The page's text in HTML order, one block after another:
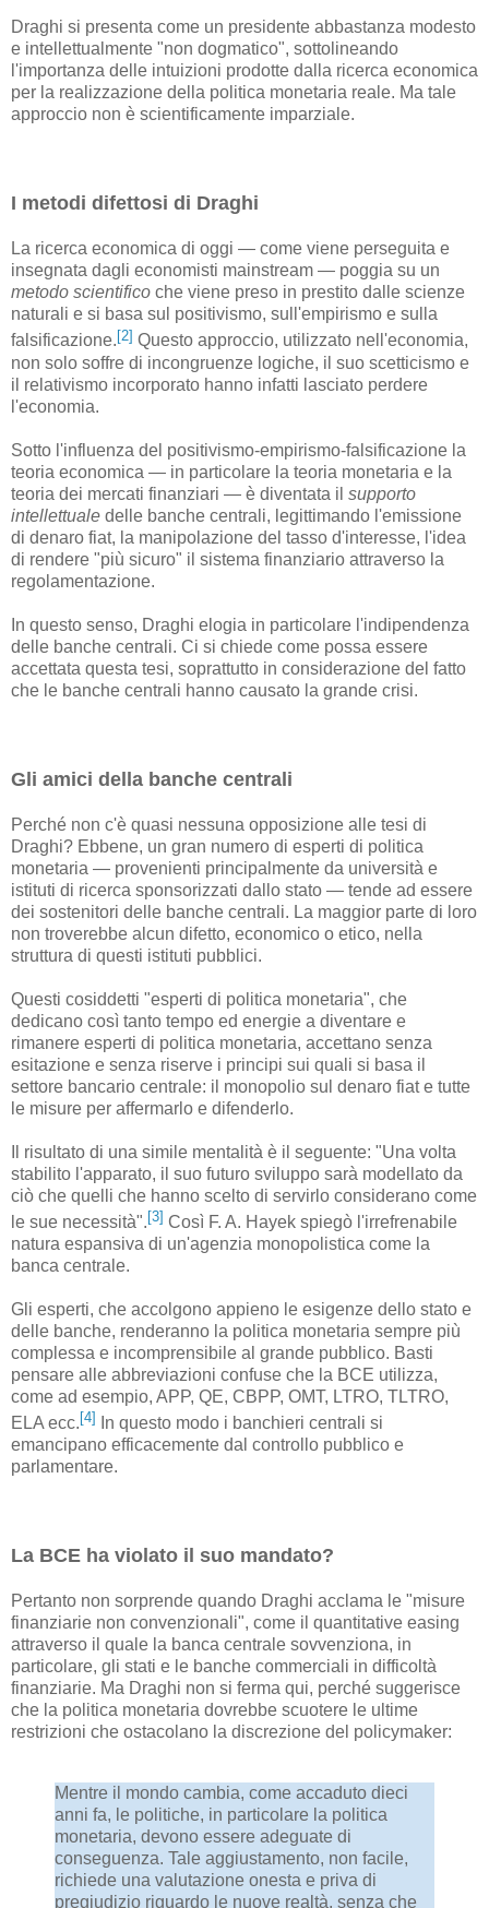
Draghi si presenta come un presidente abbastanza modesto
e intellettualmente "non dogmatico", sottolineando
l'importanza delle intuizioni prodotte dalla ricerca economica
per la realizzazione della politica monetaria reale. Ma tale
approccio non è scientificamente imparziale.
I metodi difettosi di Draghi
La ricerca economica di oggi — come viene perseguita e
insegnata dagli economisti mainstream — poggia su un
metodo scientifico che viene preso in prestito dalle scienze
naturali e si basa sul positivismo, sull'empirismo e sulla
falsificazione.[2] Questo approccio, utilizzato nell'economia,
non solo soffre di incongruenze logiche, il suo scetticismo e
il relativismo incorporato hanno infatti lasciato perdere
l'economia.
Sotto l'influenza del positivismo-empirismo-falsificazione la
teoria economica — in particolare la teoria monetaria e la
teoria dei mercati finanziari — è diventata il supporto
intellettuale delle banche centrali, legittimando l'emissione
di denaro fiat, la manipolazione del tasso d'interesse, l'idea
di rendere "più sicuro" il sistema finanziario attraverso la
regolamentazione.
In questo senso, Draghi elogia in particolare l'indipendenza
delle banche centrali. Ci si chiede come possa essere
accettata questa tesi, soprattutto in considerazione del fatto
che le banche centrali hanno causato la grande crisi.
Gli amici della banche centrali
Perché non c'è quasi nessuna opposizione alle tesi di
Draghi? Ebbene, un gran numero di esperti di politica
monetaria — provenienti principalmente da università e
istituti di ricerca sponsorizzati dallo stato — tende ad essere
dei sostenitori delle banche centrali. La maggior parte di loro
non troverebbe alcun difetto, economico o etico, nella
struttura di questi istituti pubblici.
Questi cosiddetti "esperti di politica monetaria", che
dedicano così tanto tempo ed energie a diventare e
rimanere esperti di politica monetaria, accettano senza
esitazione e senza riserve i principi sui quali si basa il
settore bancario centrale: il monopolio sul denaro fiat e tutte
le misure per affermarlo e difenderlo.
Il risultato di una simile mentalità è il seguente: "Una volta
stabilito l'apparato, il suo futuro sviluppo sarà modellato da
ciò che quelli che hanno scelto di servirlo considerano come
le sue necessità".[3] Così F. A. Hayek spiegò l'irrefrenabile
natura espansiva di un'agenzia monopolistica come la
banca centrale.
Gli esperti, che accolgono appieno le esigenze dello stato e
delle banche, renderanno la politica monetaria sempre più
complessa e incomprensibile al grande pubblico. Basti
pensare alle abbreviazioni confuse che la BCE utilizza,
come ad esempio, APP, QE, CBPP, OMT, LTRO, TLTRO,
ELA ecc. [4]
In questo modo i banchieri centrali si
emancipano efficacemente dal controllo pubblico e
parlamentare.
La BCE ha violato il suo mandato?
Pertanto non sorprende quando Draghi acclama le "misure
finanziarie non convenzionali", come il quantitative easing
attraverso il quale la banca centrale sovvenziona, in
particolare, gli stati e le banche commerciali in difficoltà
finanziarie. Ma Draghi non si ferma qui, perché suggerisce
che la politica monetaria dovrebbe scuotere le ultime
restrizioni che ostacolano la discrezione del policymaker:
Mentre il mondo cambia, come accaduto dieci
anni fa, le politiche, in particolare la politica
monetaria, devono essere adeguate di
conseguenza. Tale aggiustamento, non facile,
richiede una valutazione onesta e priva di
pregiudizio riguardo le nuove realtà, senza che